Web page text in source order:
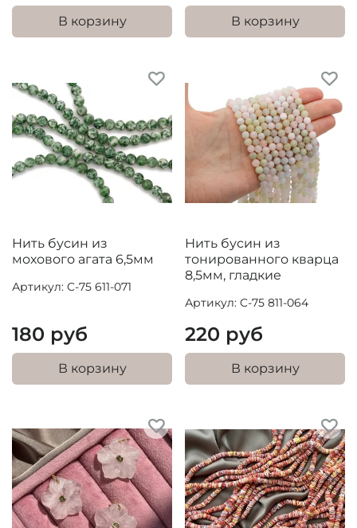
В корзину В корзину
Нить бусин из
мохового агата 6,5мм
Артикул: C-75 611-071
180 руб
В корзину
Нить бусин из
тонированного кварца
8,5мм, гладкие
Артикул: C-75 811-064
220 руб
В корзину